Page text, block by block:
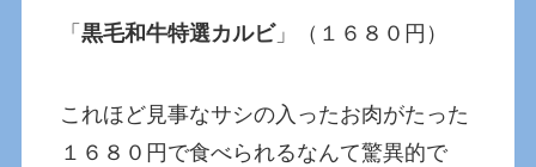
「黒毛和牛特選カルビ」（１６８０円）
これほど見事なサシの入ったお肉がたった
１６８０円で食べられるなんて驚異的で